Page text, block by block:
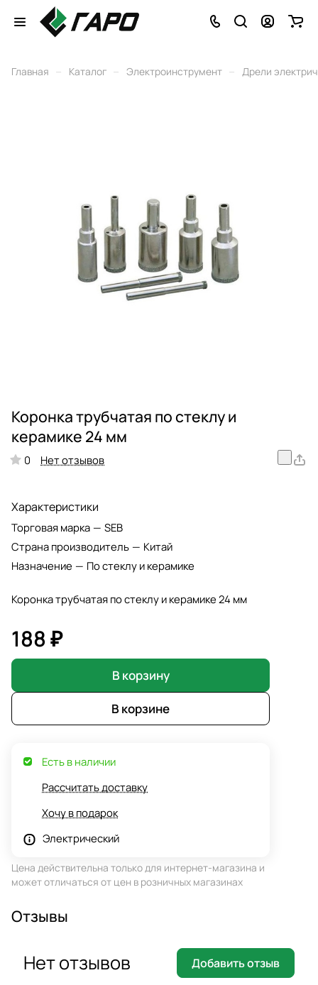
Главная – Каталог – Электроинструмент – Дрели
Коронка трубчатая по стеклу и
керамике 24 мм
0 Нет отзывов
Характеристики
Торговая марка — SEB
Страна производитель — Китай
Назначение — По стеклу и керамике
Коронка трубчатая по стеклу и керамике 24 мм
188 ₽
В корзину
В корзине
Есть в наличии
Рассчитать доставку
Хочу в подарок
Электрический
Цена действительна только для интернет-магазина и
может отличаться от цен в розничных магазинах
Отзывы
Нет отзывов Добавить отзыв